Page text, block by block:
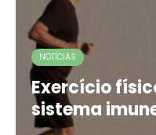
NOTÍCIAS
Exercício
sistema